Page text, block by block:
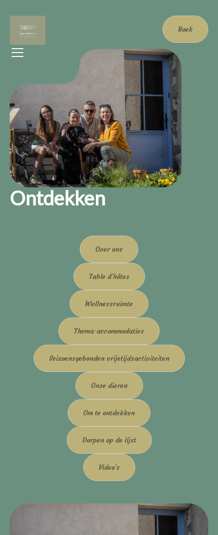
Boek
Ontdekken
Over ons
Table d'hôtes
Wellnessruimte
Thema-accommodaties
Seizoensgebonden vrijetijdsactiviteiten
Onze dieren
Om te ontdekken
Dorpen op de lijst
Video's